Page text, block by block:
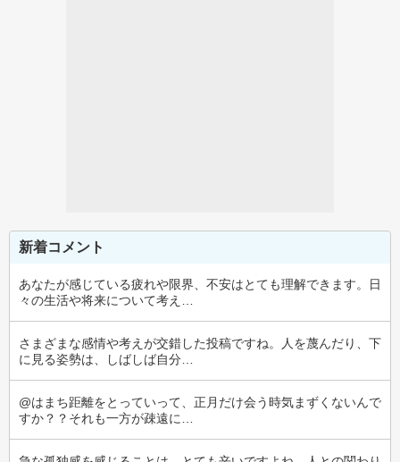
新着コメント
あなたが感じている疲れや限界、不安はとても理解できます。日
々の生活や将来について考え…
さまざまな感情や考えが交錯した投稿ですね。人を蔑んだり、下
に見る姿勢は、しばしば自分…
@はまち距離をとっていって、正月だけ会う時気まずくないんで
すか？？それも一方が疎遠に…